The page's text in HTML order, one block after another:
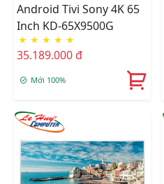
Android Tivi Sony 4K 65
Inch KD-65X9500G
★ ★ ★ ★ ★
35.189.000 đ
Mới 100%